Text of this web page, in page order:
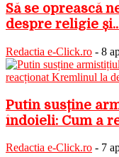
Să se oprească
despre religie
Redactia e-Click.ro - 8
Putin susține
îndoieli: Cum a
Redactia e-Click.ro - 7